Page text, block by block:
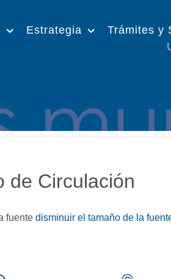
Estrategia
Trámites y
de Circulación
fuente disminuir el tamaño de la